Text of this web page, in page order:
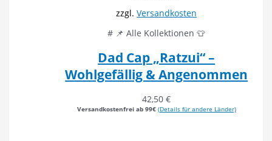
zzgl.Versandkosten
# 📌 Alle Kollektionen 👕
Dad Cap „Ratzui“ –
Wohlgefällig & Angenommen
42,50€
Versandkostenfrei ab 99€ (Details für andere Länder)